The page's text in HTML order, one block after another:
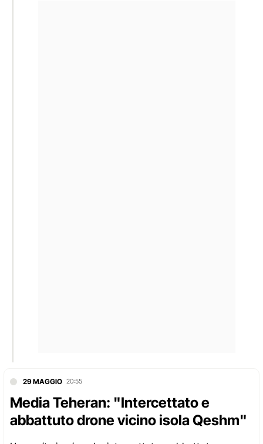
29 MAGGIO 20:55
Media Teheran: "Intercettato e
abbattuto drone vicino isola Qeshm"